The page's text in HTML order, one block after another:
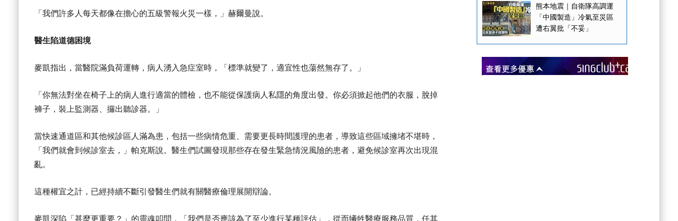
「我們許多人每天都像在擔心的五級警報火災一樣，」赫爾曼說。
醫生陷道德困境
麥凱指出，當醫院滿負荷運轉，病人湧入急症室時，「標準就變了，適宜性也蕩然無存了。」
「你無法對坐在椅子上的病人進行適當的體檢，也不能從保護病人私隱的角度出發。你必須掀起他們的衣服，脫掉
褲子，裝上監測器、攞出聽診器。」
當快速通道區和其他候診區人滿為患，包括一些病情危重、需要更長時間護理的患者，導致這些區域擁堵不堪時，
「我們就會到候診室去，」帕克斯說。醫生們試圖發現那些存在發生緊急情況風險的患者，避免候診室再次出現混
亂。
這種權宜之計，已經持續不斷引發醫生們就有關醫療倫理展開辯論。
麥凱深陷「甚麼更重要？」的靈魂叩問，「我們是否應該為了至少進行某種評估」，從而犧牲醫療服務品質，任其